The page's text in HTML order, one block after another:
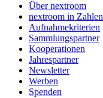
Über nextroom
nextroom in Zahlen
Aufnahmekriterien
Sammlungspartner
Kooperationen
Jahrespartner
Newsletter
Werben
Spenden